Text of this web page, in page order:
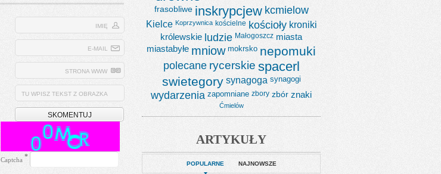
IMIĘ
E-MAIL
STRONA WWW
TU WPISZ TEKST Z OBRAZKA
Captcha *
frasobliwe inskrypcjew kcmielow
Kielce Koprzywnica kościelne kościoły kroniki
królewskie ludzie Małogoszcz miasta
miastabyłe mniow mokrsko nepomuki
polecane rycerskie spacerl
swietegory synagoga synagogi
wydarzenia zapomniane zbory zbór znaki
Ćmielów
ARTYKUŁY
POPULARNE NAJNOWSZE